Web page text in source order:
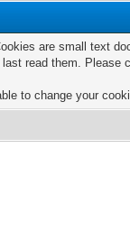
are small text
read them. Please
to change your